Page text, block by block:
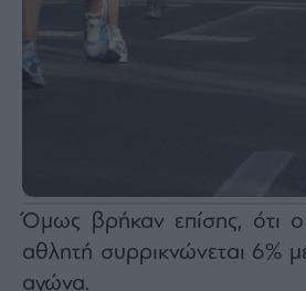
Εγγραφείτε
Newsletter
submitting
your
email,
Όμως βρήκαν επίσης, ότι
αθλητή συρρικνώνεται 6%
αγώνα.